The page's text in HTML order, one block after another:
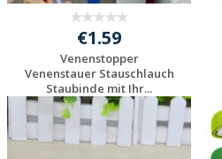
€1.59
Venenstopper
Venenstauer Stauschlauch
Staubinde mit Ihr...
Individuelle
Werbeartikel
anfragen